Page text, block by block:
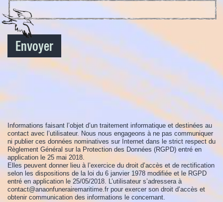
Informations faisant l’objet d’un traitement informatique et destinées au
contact avec l’utilisateur. Nous nous engageons à ne pas communiquer
ni publier ces données nominatives sur Internet dans le strict respect du
Règlement Général sur la Protection des Données (RGPD) entré en
application le 25 mai 2018.
Elles peuvent donner lieu à l’exercice du droit d’accès et de rectification
selon les dispositions de la loi du 6 janvier 1978 modifiée et le RGPD
entré en application le 25/05/2018. L’utilisateur s’adressera à
contact@anaonfunerairemaritime.fr pour exercer son droit d’accès et
obtenir communication des informations le concernant.